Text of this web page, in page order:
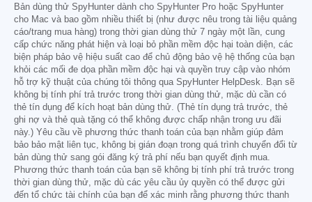
Bản dùng thử SpyHunter dành cho SpyHunter Pro hoặc SpyHunter
cho Mac và bao gồm nhiều thiết bị (như được nêu trong tài liệu quảng
cáo/trang mua hàng) trong thời gian dùng thử 7 ngày một lần, cung
cấp chức năng phát hiện và loại bỏ phần mềm độc hại toàn diện, các
biện pháp bảo vệ hiệu suất cao để chủ động bảo vệ hệ thống của bạn
khỏi các mối đe dọa phần mềm độc hại và quyền truy cập vào nhóm
hỗ trợ kỹ thuật của chúng tôi thông qua SpyHunter HelpDesk. Bạn sẽ
không bị tính phí trả trước trong thời gian dùng thử, mặc dù cần có
thẻ tín dụng để kích hoạt bản dùng thử. (Thẻ tín dụng trả trước, thẻ
ghi nợ và thẻ quà tặng có thể không được chấp nhận trong ưu đãi
này.) Yêu cầu về phương thức thanh toán của bạn nhằm giúp đảm
bảo bảo mật liên tục, không bị gián đoạn trong quá trình chuyển đổi từ
bản dùng thử sang gói đăng ký trả phí nếu bạn quyết định mua.
Phương thức thanh toán của bạn sẽ không bị tính phí trả trước trong
thời gian dùng thử, mặc dù các yêu cầu ủy quyền có thể được gửi
đến tổ chức tài chính của bạn để xác minh rằng phương thức thanh